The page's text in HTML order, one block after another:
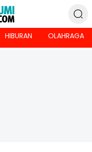
HIBURAN OLAHRAGA